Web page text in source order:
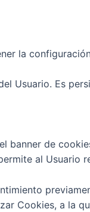
la
Usuario. Es
de
al Usuario
Cookies, a la